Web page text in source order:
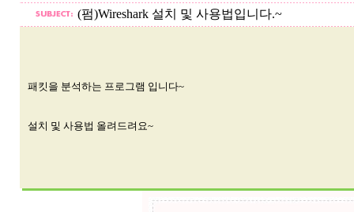
(펌)Wireshark 설치 및 사용법입니다.~
패킷을 분석하는 프로그램 입니다~
설치 및 사용법 올려드려요~